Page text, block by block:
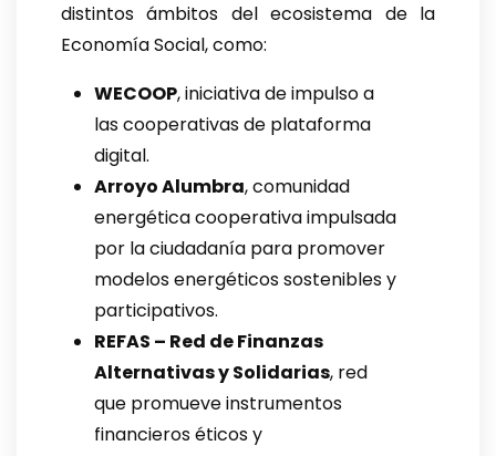
distintos ámbitos del ecosistema de la
Economía Social, como:
WECOOP, iniciativa de impulso a
las cooperativas de plataforma
digital.
Arroyo Alumbra, comunidad
energética cooperativa impulsada
por la ciudadanía para promover
modelos energéticos sostenibles y
participativos.
REFAS – Red de Finanzas
Alternativas y Solidarias, red
que promueve instrumentos
financieros éticos y